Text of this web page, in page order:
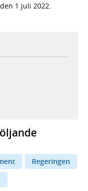
1 juli 2022.
webbplats,
webbplats,
Regeringen